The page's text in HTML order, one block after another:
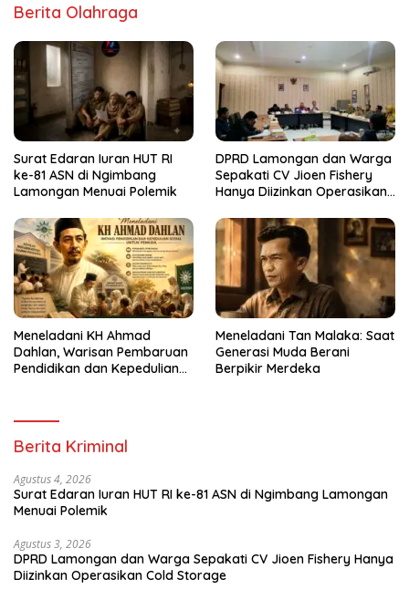
Berita Olahraga
Surat Edaran Iuran HUT RI
ke-81 ASN di Ngimbang
Lamongan Menuai Polemik
DPRD Lamongan dan Warga
Sepakati CV Jioen Fishery
Hanya Diizinkan Operasikan
Meneladani KH Ahmad
Dahlan, Warisan Pembaruan
Pendidikan dan Kepedulian
Meneladani Tan Malaka: Saat
Generasi Muda Berani
Berpikir Merdeka
Berita Kriminal
Agustus 4, 2026
Surat Edaran Iuran HUT RI ke-81 ASN di Ngimbang Lamongan
Menuai Polemik
Agustus 3, 2026
DPRD Lamongan dan Warga Sepakati CV Jioen Fishery Hanya
Diizinkan Operasikan Cold Storage